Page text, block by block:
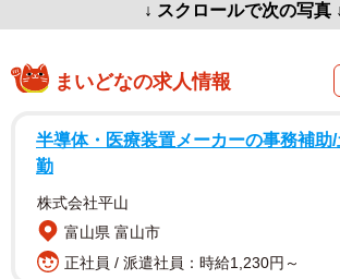
↓ スクロールで次の写真
まいどなの求人情報
半導体・医療装置メーカーの事務補助/
勤
株式会社平山
富山県 富山市
正社員 / 派遣社員：時給1,230円～